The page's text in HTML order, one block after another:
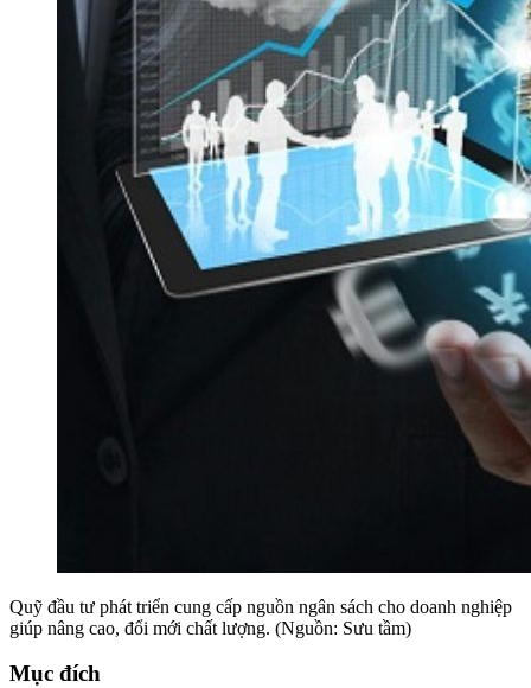
Quỹ đầu tư phát triển cung cấp nguồn ngân sách cho doanh nghiệp
giúp nâng cao, đổi mới chất lượng. (Nguồn: Sưu tầm)
Mục đích